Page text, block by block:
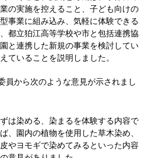
の実施を控えること、子ども向けの
事業に組み込み、気軽に体験できる
都立狛江高等学校や市と包括連携協
と連携した新規の事業を検討してい
ていることを説明しました。
員から次のような意見が示されまし
は染める、染まるを体験する内容で
、園内の植物を使用した草木染め、
やヨモギで染めてみるといった内容